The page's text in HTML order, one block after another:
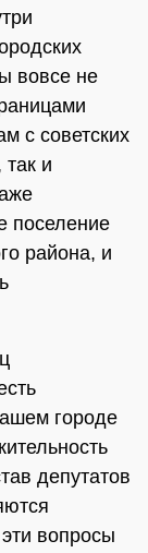
вовсе не
с советских
и
поселение
района, и
городе
депутатов
вопросы